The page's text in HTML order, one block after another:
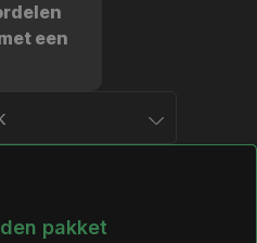
een
pakket